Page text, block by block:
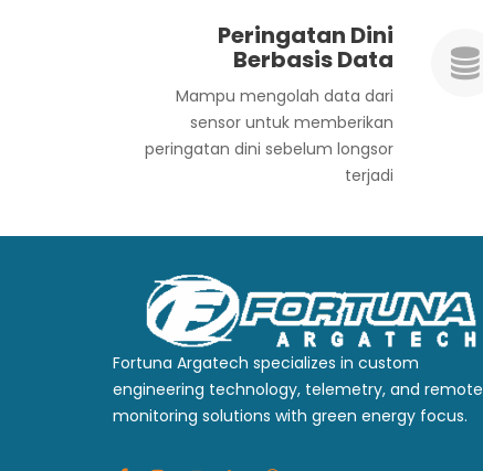
Peringatan Dini
Berbasis Data
Mampu mengolah data dari
sensor untuk memberikan
peringatan dini sebelum longsor
terjadi
Fortuna Argatech specializes in custom
engineering technology, telemetry, and remote
monitoring solutions with green energy focus.